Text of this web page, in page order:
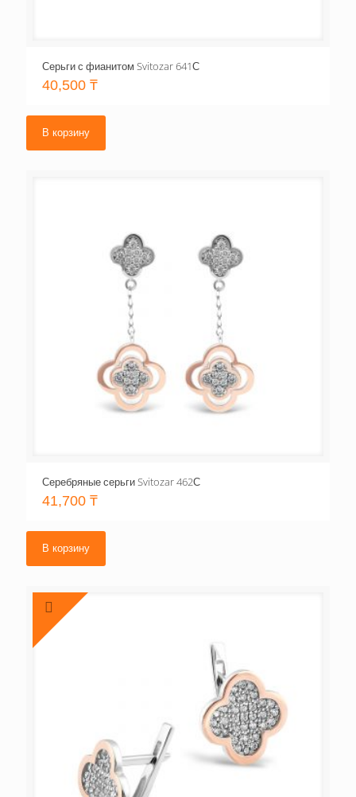
Серьги с фианитом Svitozar 641С
40,500 ₸
В корзину
Серебряные серьги Svitozar 462С
41,700 ₸
В корзину